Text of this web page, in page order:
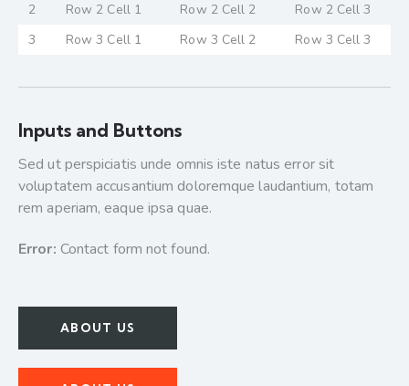
2
Row 2 Cell 1 Row 2 Cell 2
Row 2 Cell 3
3
Row 3 Cell 1 Row 3 Cell 2 Row 3 Cell 3
Inputs and Buttons
Sed ut perspiciatis unde omnis iste natus error sit
voluptatem accusantium doloremque laudantium, totam
rem aperiam, eaque ipsa quae.
Error: Contact form not found.
ABOUT US